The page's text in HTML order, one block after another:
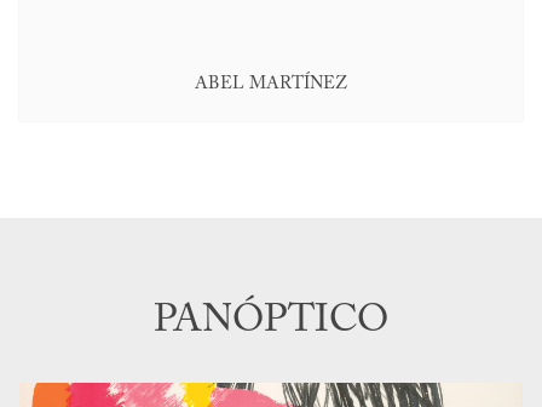
ABEL MARTÍNEZ
PANÓPTICO